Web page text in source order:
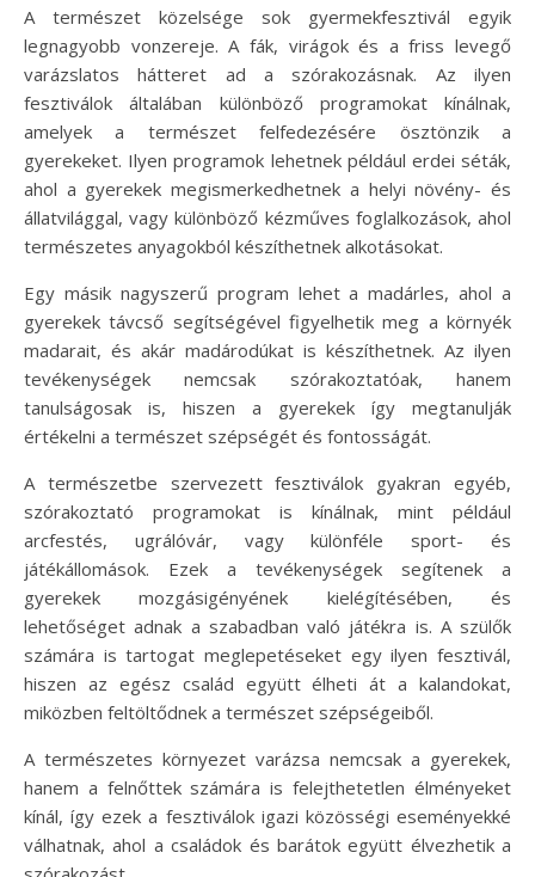
A természet közelsége sok gyermekfesztivál egyik
legnagyobb vonzereje. A fák, virágok és a friss levegő
varázslatos hátteret ad a szórakozásnak. Az ilyen
fesztiválok általában különböző programokat kínálnak,
amelyek a természet felfedezésére ösztönzik a
gyerekeket. Ilyen programok lehetnek például erdei séták,
ahol a gyerekek megismerkedhetnek a helyi növény- és
állatvilággal, vagy különböző kézműves foglalkozások, ahol
természetes anyagokból készíthetnek alkotásokat.
Egy másik nagyszerű program lehet a madárles, ahol a
gyerekek távcső segítségével figyelhetik meg a környék
madarait, és akár madárodúkat is készíthetnek. Az ilyen
tevékenységek nemcsak szórakoztatóak, hanem
tanulságosak is, hiszen a gyerekek így megtanulják
értékelni a természet szépségét és fontosságát.
A természetbe szervezett fesztiválok gyakran egyéb,
szórakoztató programokat is kínálnak, mint például
arcfestés, ugrálóvár, vagy különféle sport- és
játékállomások. Ezek a tevékenységek segítenek a
gyerekek mozgásigényének kielégítésében, és
lehetőséget adnak a szabadban való játékra is. A szülők
számára is tartogat meglepetéseket egy ilyen fesztivál,
hiszen az egész család együtt élheti át a kalandokat,
miközben feltöltődnek a természet szépségeiből.
A természetes környezet varázsa nemcsak a gyerekek,
hanem a felnőttek számára is felejthetetlen élményeket
kínál, így ezek a fesztiválok igazi közösségi eseményekké
válhatnak, ahol a családok és barátok együtt élvezhetik a